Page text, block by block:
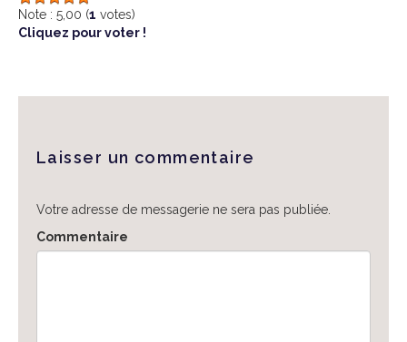
Note : 5,00 (1 votes)
Cliquez pour voter !
Laisser un commentaire
Votre adresse de messagerie ne sera pas publiée.
Commentaire